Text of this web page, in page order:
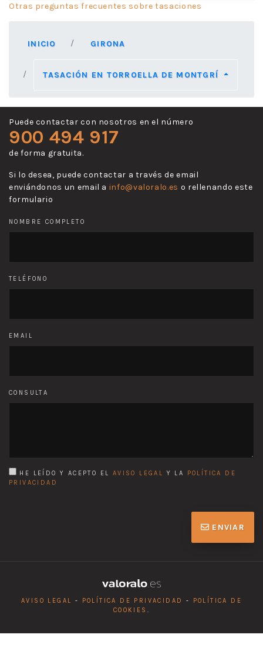
Otras preguntas frecuentes sobre tasaciones
INICIO GIRONA
TASACIÓN EN TORROELLA DE MONTGRÍ
Puede contactar con nosotros en el número
900 494 917
de forma gratuita.
Si lo desea, puede contactar a través de email
enviándonos un email a info@valoralo.es o rellenando este
formulario
NOMBRE COMPLETO
TELÉFONO
EMAIL
CONSULTA
HE LEÍDO Y ACEPTO EL AVISO LEGAL Y LA
POLÍTICA DE
PRIVACIDAD
ENVIAR
AVISO LEGAL - POLÍTICA DE PRIVACIDAD -
POLÍTICA DE
COOKIES .